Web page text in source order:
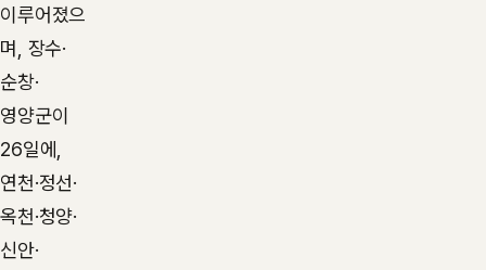
이루어졌으
며, 장수·
순창·
영양군이
26일에,
연천·정선·
옥천·청양·
신안·